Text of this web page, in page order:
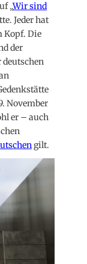
„Wir sind
Jeder hat
Kopf. Die
der
deutschen
November
er – auch
gilt.